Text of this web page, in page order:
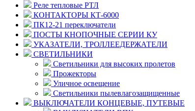
Реле тепловые РТЛ
КОНТАКТОРЫ КТ-6000
ПК12-21 переключатели
ПОСТЫ КНОПОЧНЫЕ СЕРИИ КУ
УКАЗАТЕЛИ, ТРОЛЛЕЕДЕРЖАТЕЛИ
СВЕТИЛЬНИКИ
Светильники для высоких пролетов
Прожекторы
Уличное освещение
Светильники пылевлагозащищенные
ВЫКЛЮЧАТЕЛИ КОНЦЕВЫЕ, ПУТЕВЫЕ